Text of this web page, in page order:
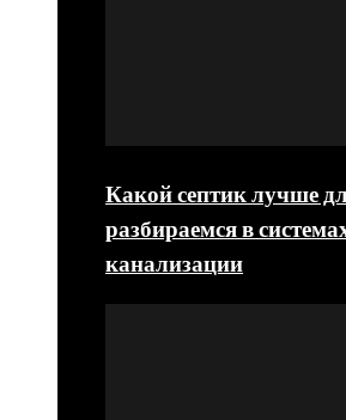
Какой септик лучше
разбираемся в
канализации